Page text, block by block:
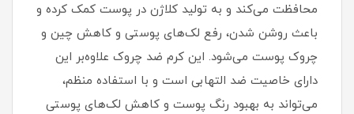
محافظت می‌کند و به تولید کلاژن در پوست کمک کرده و
باعث روشن شدن، رفع لک‌های پوستی و کاهش چین و
چروک پوست می‌شود. این کرم ضد چروک علاوه‌بر این
دارای خاصیت ضد التهابی است و با استفاده منظم،
می‌تواند به بهبود رنگ پوست و کاهش لک‌های پوستی